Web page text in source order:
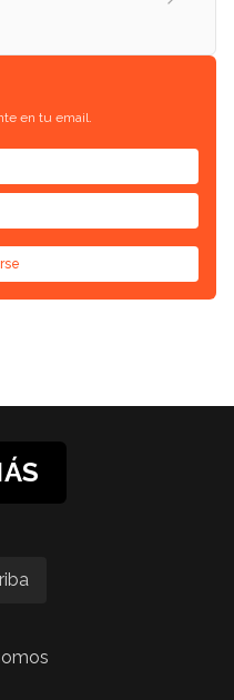
en tu email.